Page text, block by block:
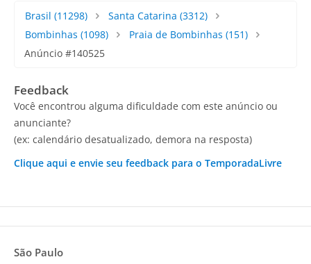
Brasil (11298) Santa Catarina (3312)
Bombinhas (1098) Praia de Bombinhas (151)
Anúncio #140525
Feedback
Você encontrou alguma dificuldade com este anúncio ou
anunciante?
(ex: calendário desatualizado, demora na resposta)
Clique aqui e envie seu feedback para o TemporadaLivre
São Paulo